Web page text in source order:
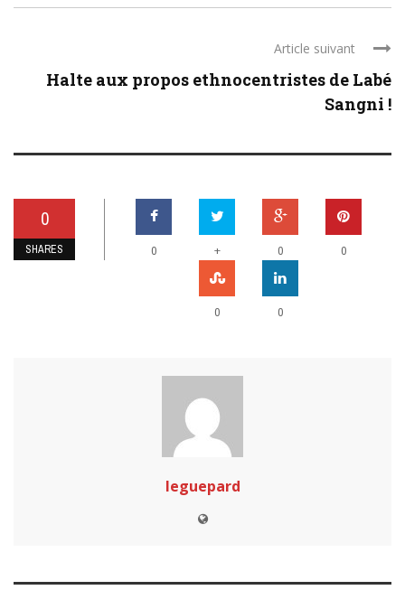
Article suivant
Halte aux propos ethnocentristes de Labé
Sangni !
0
SHARES 0 + 0 0
0 0
leguepard